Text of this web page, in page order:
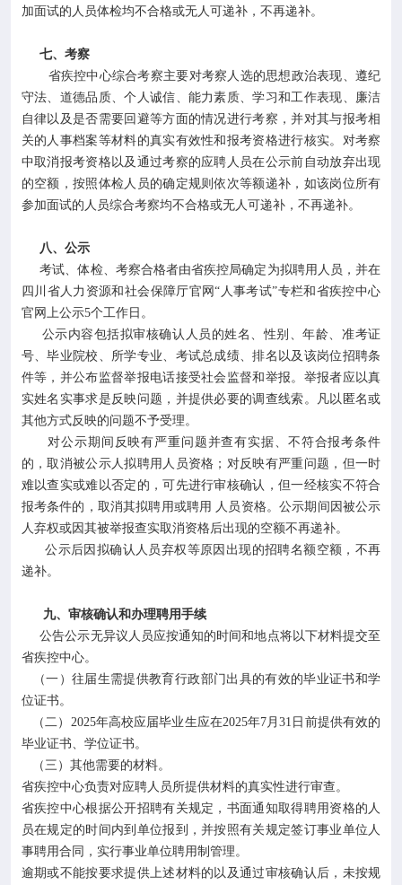
加面试的人员体检均不合格或无人可递补，不再递补。
七、考察
省疾控中心综合考察主要对考察人选的思想政治表现、遵纪
守法、道德品质、个人诚信、能力素质、学习和工作表现、廉洁
自律以及是否需要回避等方面的情况进行考察，并对其与报考相
关的人事档案等材料的真实有效性和报考资格进行核实。对考察
中取消报考资格以及通过考察的应聘人员在公示前自动放弃出现
的空额，按照体检人员的确定规则依次等额递补，如该岗位所有
参加面试的人员综合考察均不合格或无人可递补，不再递补。
八、公示
考试、体检、考察合格者由省疾控局确定为拟聘用人员，并在
四川省人力资源和社会保障厅官网“人事考试”专栏和省疾控中心
官网上公示5个工作日。
公示内容包括拟审核确认人员的姓名、性别、年龄、准考证
号、毕业院校、所学专业、考试总成绩、排名以及该岗位招聘条
件等，并公布监督举报电话接受社会监督和举报。举报者应以真
实姓名实事求是反映问题，并提供必要的调查线索。凡以匿名或
其他方式反映的问题不予受理。
对公示期间反映有严重问题并查有实据、不符合报考条件
的，取消被公示人拟聘用人员资格；对反映有严重问题，但一时
难以查实或难以否定的，可先进行审核确认，但一经核实不符合
报考条件的，取消其拟聘用或聘用 人员资格。公示期间因被公示
人弃权或因其被举报查实取消资格后出现的空额不再递补。
公示后因拟确认人员弃权等原因出现的招聘名额空额，不再
递补。
九、审核确认和办理聘用手续
公告公示无异议人员应按通知的时间和地点将以下材料提交至
省疾控中心。
（一）往届生需提供教育行政部门出具的有效的毕业证书和学
位证书。
（二）2025年高校应届毕业生应在2025年7月31日前提供有效的
毕业证书、学位证书。
（三）其他需要的材料。
省疾控中心负责对应聘人员所提供材料的真实性进行审查。
省疾控中心根据公开招聘有关规定，书面通知取得聘用资格的人
员在规定的时间内到单位报到，并按照有关规定签订事业单位人
事聘用合同，实行事业单位聘用制管理。
逾期或不能按要求提供上述材料的以及通过审核确认后，未按规